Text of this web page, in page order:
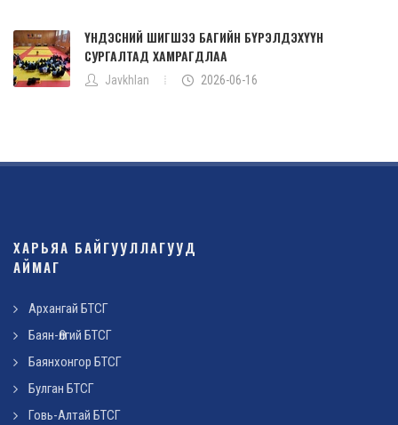
ҮНДЭСНИЙ ШИГШЭЭ БАГИЙН БҮРЭЛДЭХҮҮН
СУРГАЛТАД ХАМРАГДЛАА
Javkhlan 2026-06-16
ХАРЬЯА БАЙГУУЛЛАГУУД
АЙМАГ
Архангай БТСГ
Баян-Өлгий БТСГ
Баянхонгор БТСГ
Булган БТСГ
Говь-Алтай БТСГ